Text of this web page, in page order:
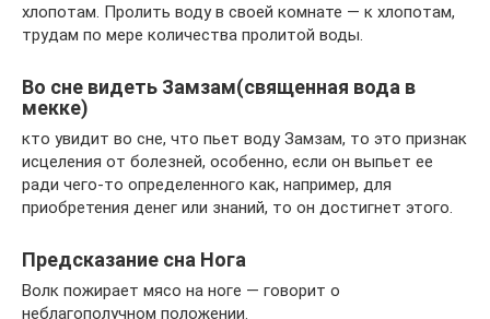
хлопотам. Пролить воду в своей комнате — к хлопотам,
трудам по мере количества пролитой воды.
Во сне видеть Замзам(священная вода в
мекке)
кто увидит во сне, что пьет воду Замзам, то это признак
исцеления от болезней, особенно, если он выпьет ее
ради чего-то определенного как, например, для
приобретения денег или знаний, то он достигнет этого.
Предсказание сна Нога
Волк пожирает мясо на ноге — говорит о
неблагополучном положении.